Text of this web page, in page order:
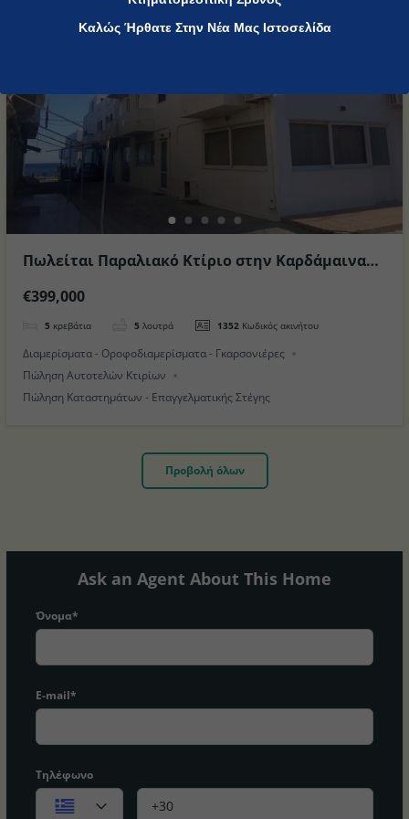
Καλώς Ήρθατε Στην Νέα Μας Ιστοσελίδα
Πωλείται Παραλιακό Κτίριο στην Καρδάμαινα
€399,000
5 κρεβάτια 5 λουτρά 1352 Κωδικός ακινήτου
Διαμερίσματα - Οροφοδιαμερίσματα - Γκαρσονιέρες
Πώληση Αυτοτελών Κτιρίων
Πώληση Καταστημάτων - Επαγγελματικής Στέγης
Προβολή όλων
Ask an Agent About This Home
Όνομα*
E-mail*
Τηλέφωνο